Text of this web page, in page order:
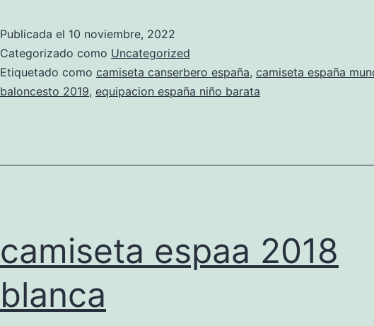
Publicada el 10 noviembre, 2022
Categorizado como Uncategorized
Etiquetado como camiseta canserbero españa, camiseta españa
baloncesto 2019, equipacion españa niño barata
camiseta espaa 2018
blanca